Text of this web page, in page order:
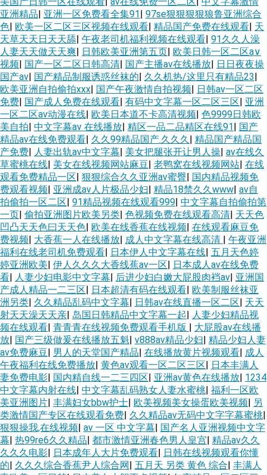
亚洲精品| 亚洲一区免费看全集91| 97se狠狠狠狠狼鲁亚洲综合
色| 欧美一区二区三区视频在线观看| 精品国产免费在线观看| 天
天草天天日天天舔| 午夜老司机福利视频在线观看| 91久久人澡
人妻天天做天天爽| 日韩欧美亚洲第五页| 欧美日韩一区二区a∨
视频| 国产一区二区日韩高清| 国产主播av在线播放| 日日夜夜操
国产av| 国产精品制服诱惑丝袜的| 久久机热/这里只有精品23|
欧美亚洲自拍偷拍xxx| 国产午夜激情自拍视频| 日韩av一区二区
免费| 国产成人免费在线观看| 有码中文字幕一区二区三区| 亚洲
一区二区av动漫在线| 欧美日本道不卡高清视频| 色9999日韩欧
美自拍| 中文字幕av 在线播放| 精区一品二品精区在线91| 国产
精品av在线免费观看| 久久99精品国产.久久久| 精品国产精品国
产免费| 人妻出轨av中文字幕| 美女把腿张开让男人操| av在线久
草蜜桃在线| 美女在线视频网站麻豆| 老鸭窝在线视频网站| 在线
观看免费精品一区| 狠狠综合久久亚洲av蜜臀| 国内精品视频免
费观看视频| 亚洲成aⅴ人片极品少妇| 精品18禁久久www| av自
拍偷拍一区二区| 91精品视频在线观看999| 中文字幕自拍偷拍第
一页| 偷拍亚洲图片欧美另类| 色视频免费在线观看高清| 天天色
凹凸天天色曰天天色| 欧美在线香蕉在线视频| 在线观看麻豆免
费视频| 大香蕉一人在线播放| 成人中文字幕在线高清 | 午夜亚洲
福利在线老司机免费观看| 日本伊人中文字幕在线| 五月天色婷
婷亚洲欧美| 伊人久久久大香线蕉av一区| 日本成人av在线免费
看| 人妻少妇电影中文字幕| 后进少妇白嫩大屁股肉裆av| 亚洲国
产成人精品一二三区| 日本超清有码在线观看| 欧美制服丝袜亚
洲另类| 久久精品乱码中文字幕| 日韩av在线直播一区二区| 天天
射天天澡天天亲| 岛国日韩精品中文字幕一起| 人妻少妇精品视
频在线观看| 青青青在线视频免费观看手机版 | 大屁股av在线播
放| 国产三级做爰在线播放五魁| v888av精品少妇| 精品少妇人妻
av免费麻豆| 男人的天堂国产精品| 在线播放黄片视频观看| 成人
午夜福利在线免费播放| 黄色av观看一区二区三区| 日本丰满人
妻免费电影| 国内精自线一二三四区| 亚洲av黄色在线播放| 1234
中文字幕内射在线| 中文字幕乱码熟女人妻水蜜桃| 福利一区欧
美亚洲图片| 丰满妇女bbw护士| 欧美视频美女操蛋欧美视频| 另
类激情国产专区在线观看免费| 久久精品aⅴ无码中文字字幕蜜桃|
狠狠操我,在线视频| av 一区 中文字幕| 国产名人亚洲视频中文字
幕| 热99re6久久精品| 都市激情亚洲春色男人皇宫| 精品av久久
久久久电影| 日本成年人大片免费观看| 日韩在线视频观看你懂
的| 久久久综合香蕉尹人综合网| 五月天 另类 黄色 综合| 丰满人